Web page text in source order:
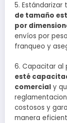
5. Estándarizar
de tamaño
por
envíos por
franqueo y
6. Capacitar al
esté
comercial y
costosos y
manera